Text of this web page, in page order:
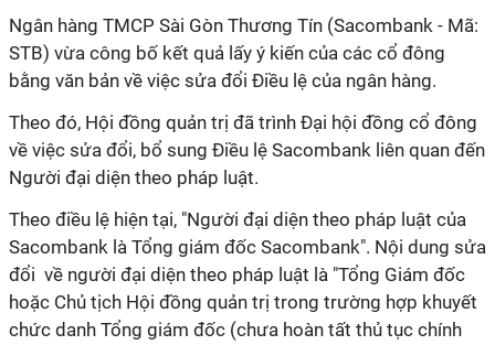
Ngân hàng TMCP Sài Gòn Thương Tín (Sacombank - Mã:
STB) vừa công bố kết quả lấy ý kiến của các cổ đông
bằng văn bản về việc sửa đổi Điều lệ của ngân hàng.
Theo đó, Hội đồng quản trị đã trình Đại hội đồng cổ đông
về việc sửa đổi, bổ sung Điều lệ Sacombank liên quan đến
Người đại diện theo pháp luật.
Theo điều lệ hiện tại, "Người đại diện theo pháp luật của
Sacombank là Tổng giám đốc Sacombank". Nội dung sửa
đổi về người đại diện theo pháp luật là "Tổng Giám đốc
hoặc Chủ tịch Hội đồng quản trị trong trường hợp khuyết
chức danh Tổng giám đốc (chưa hoàn tất thủ tục chính